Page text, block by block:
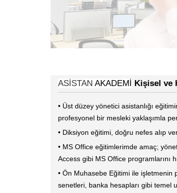
ASİSTAN AKADEMİ Kişisel ve
• Üst düzey yönetici asistanlığı
profesyonel bir mesleki yaklaşımla
• Diksiyon eğitimi, doğru nefes alıp
• MS Office eğitimlerimde amaç;
Access gibi MS Office programlarını
• Ön Muhasebe Eğitimi ile işletmenin
senetleri, banka hesapları gibi temel